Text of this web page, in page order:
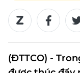
(ĐTTCO) -